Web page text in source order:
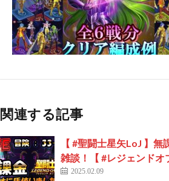
関連する記事
【 #聖闘士星矢LoJ 】
雑談！【 #レジェンドオ
2025.02.09